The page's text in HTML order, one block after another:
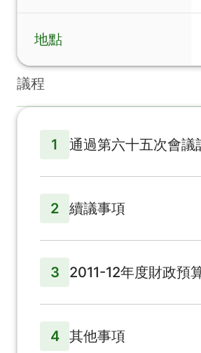
地點
議程
1 通過第六十五次會議
2 續議事項
3 2011-12年度財政預
4 其他事項